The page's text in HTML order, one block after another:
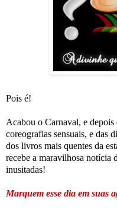
Pois é!
Acabou o Carnaval, e
coreografias sensuais, e das
dos livros mais quentes da
recebe a maravilhosa notícia
inusitadas!
Marquem esse dia em suas